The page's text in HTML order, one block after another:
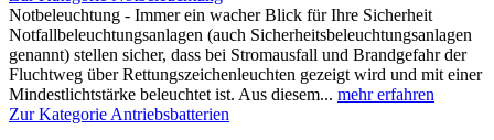
Notbeleuchtung - Immer ein wacher Blick für Ihre Sicherheit
Notfallbeleuchtungsanlagen (auch Sicherheitsbeleuchtungsanlagen
genannt) stellen sicher, dass bei Stromausfall und Brandgefahr der
Fluchtweg über Rettungszeichenleuchten gezeigt wird und mit einer
Mindestlichtstärke beleuchtet ist. Aus diesem... mehr erfahren
Zur Kategorie Antriebsbatterien